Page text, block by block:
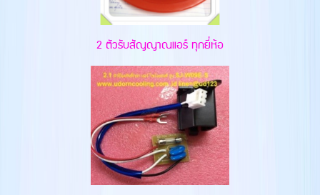
2 ตัวรับสัญญาณแอร์ ทุกยี่ห้อ